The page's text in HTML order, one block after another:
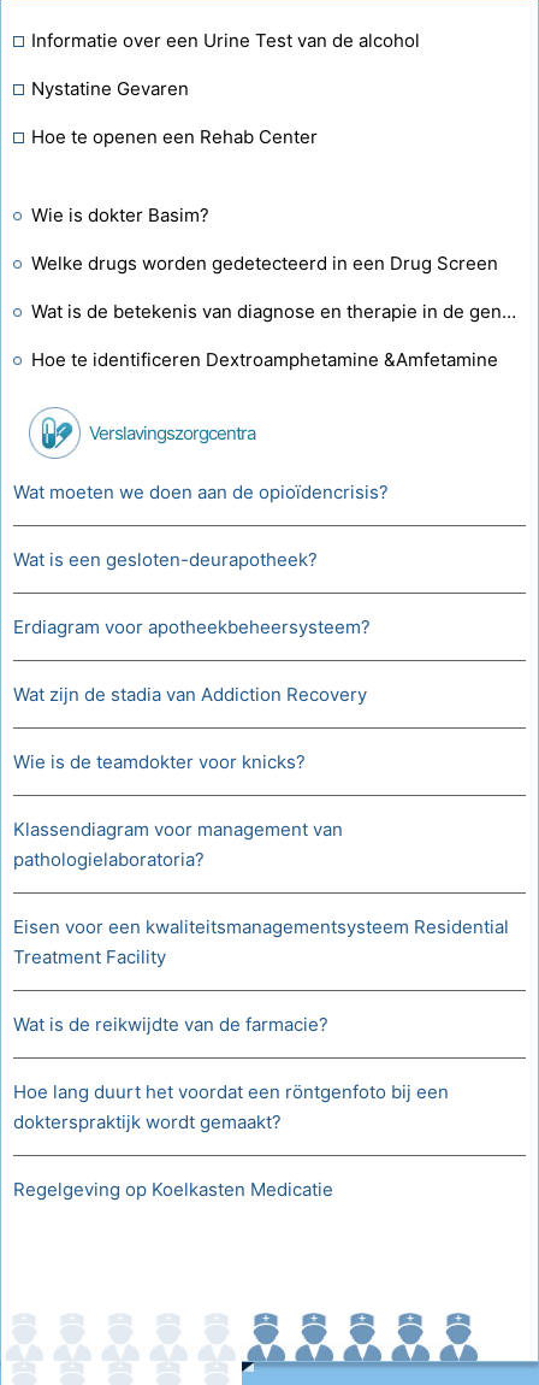
Informatie over een Urine Test van de alcohol
Nystatine Gevaren
Hoe te openen een Rehab Center
Wie is dokter Basim?
Welke drugs worden gedetecteerd in een Drug Screen
Wat is de betekenis van diagnose en therapie in de geneeskunde?
Hoe te identificeren Dextroamphetamine &Amfetamine
Verslavingszorgcentra
Wat moeten we doen aan de opioïdencrisis?
Wat is een gesloten-deurapotheek?
Erdiagram voor apotheekbeheersysteem?
Wat zijn de stadia van Addiction Recovery
Wie is de teamdokter voor knicks?
Klassendiagram voor management van
pathologielaboratoria?
Eisen voor een kwaliteitsmanagementsysteem Residential
Treatment Facility
Wat is de reikwijdte van de farmacie?
Hoe lang duurt het voordat een röntgenfoto bij een
dokterspraktijk wordt gemaakt?
Regelgeving op Koelkasten Medicatie